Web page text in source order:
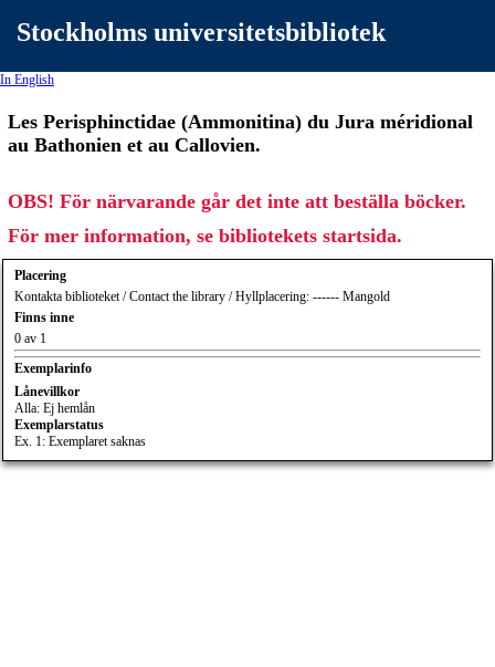
Stockholms universitetsbibliotek
In English
Les Perisphinctidae (Ammonitina) du Jura méridional
au Bathonien et au Callovien.
OBS! För närvarande går det inte att beställa böcker.
För mer information, se bibliotekets startsida.
Placering
Kontakta biblioteket / Contact the library / Hyllplacering: ------ Mangold
Finns inne
0 av 1
Exemplarinfo
Lånevillkor
Alla: Ej hemlån
Exemplarstatus
Ex. 1: Exemplaret saknas